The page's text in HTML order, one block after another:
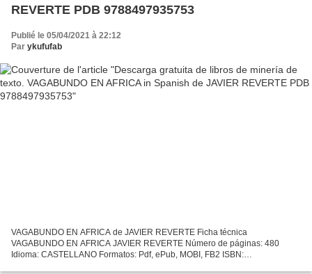
REVERTE PDB 9788497935753
Publié le 05/04/2021 à 22:12
Par ykufufab
VAGABUNDO EN AFRICA de JAVIER REVERTE Ficha técnica
VAGABUNDO EN AFRICA JAVIER REVERTE Número de páginas: 480
Idioma: CASTELLANO Formatos: Pdf, ePub, MOBI, FB2 ISBN: